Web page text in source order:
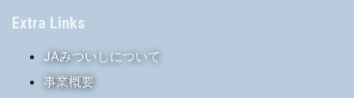
Extra Links
JAみついしについて
事業概要